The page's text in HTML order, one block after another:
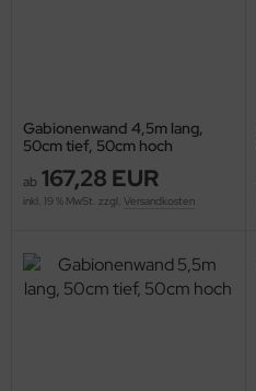
Gabionenwand 4,5m lang,
50cm tief, 50cm hoch
ab 167,28 EUR
inkl. 19 % MwSt. zzgl. Versandkosten